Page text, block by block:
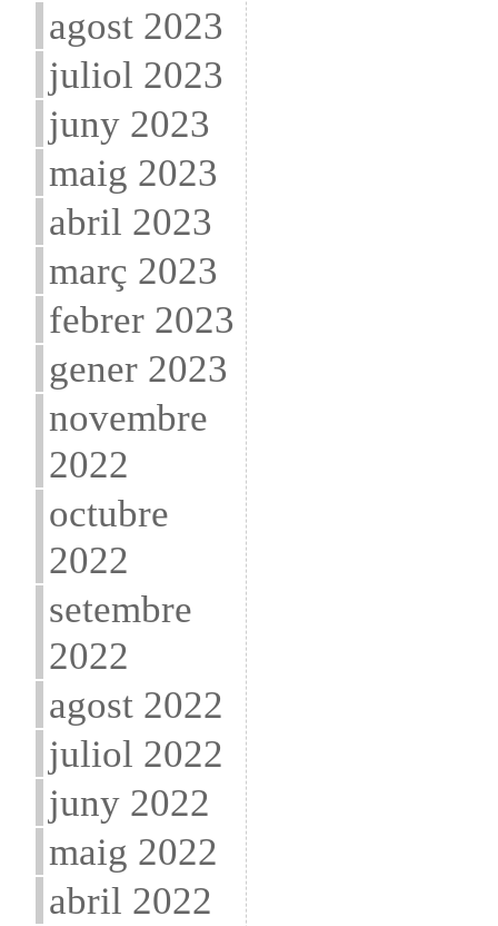
agost 2023
juliol 2023
juny 2023
maig 2023
abril 2023
març 2023
febrer 2023
gener 2023
novembre
2022
octubre
2022
setembre
2022
agost 2022
juliol 2022
juny 2022
maig 2022
abril 2022